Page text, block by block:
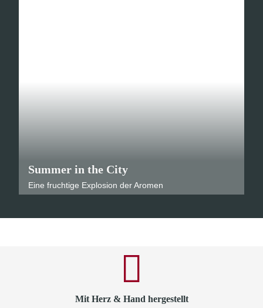
Summer in the City
Eine fruchtige Explosion der Aromen
Mit Herz & Hand hergestellt